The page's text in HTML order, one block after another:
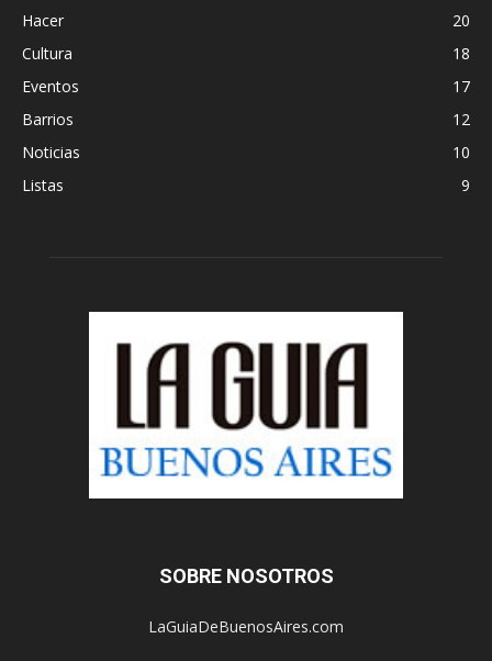
Hacer
20
Cultura
18
Eventos
17
Barrios
12
Noticias
10
Listas
9
SOBRE NOSOTROS
LaGuiaDeBuenosAires.com